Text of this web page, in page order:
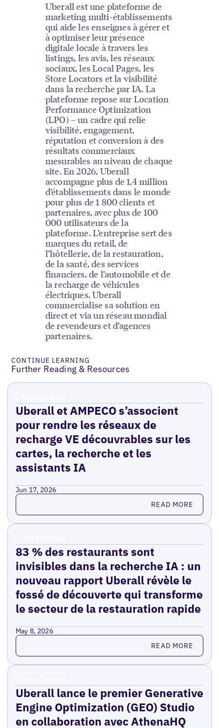
Uberall est une plateforme de
marketing multi-établissements
qui aide les enseignes à gérer et
à optimiser leur présence
digitale locale à travers les
listings, les avis, les réseaux
sociaux, les Local Pages, les
Store Locators et la visibilité
dans la recherche par IA. La
plateforme repose sur Location
Performance Optimization
(LPO) – un cadre qui relie
visibilité, engagement,
réputation et conversion à des
résultats commerciaux
mesurables au niveau de chaque
site. En 2026, Uberall
accompagne plus de 1,4 million
d’établissements dans le monde
pour plus de 1 800 clients et
partenaires, avec plus de 100
000 utilisateurs de la
plateforme. L’entreprise sert des
marques du retail, de
l’hôtellerie, de la restauration,
de la santé, des services
financiers, de l’automobile et de
la recharge de véhicules
électriques. Uberall
commercialise sa solution en
direct et via un réseau mondial
de revendeurs et d’agences
partenaires.
CONTINUE LEARNING
Further Reading & Resources
Uberall et AMPECO s’associent
pour rendre les réseaux de
recharge VE découvrables sur les
cartes, la recherche et les
assistants IA
Jun 17, 2026
Read more READ MORE
83 % des restaurants sont
invisibles dans la recherche IA : un
nouveau rapport Uberall révèle le
fossé de découverte qui transforme
le secteur de la restauration rapide
May 8, 2026
Read more READ MORE
Uberall lance le premier Generative
Engine Optimization (GEO) Studio
en collaboration avec AthenaHQ